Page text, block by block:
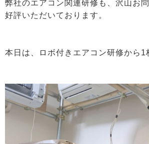
弊社のエアコン関連研修も、沢山お
好評いただいております。
本日は、ロボ付きエアコン研修から1